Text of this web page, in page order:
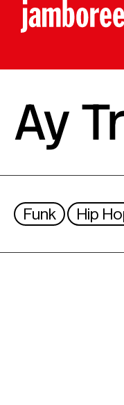
Ay
Funk Hip